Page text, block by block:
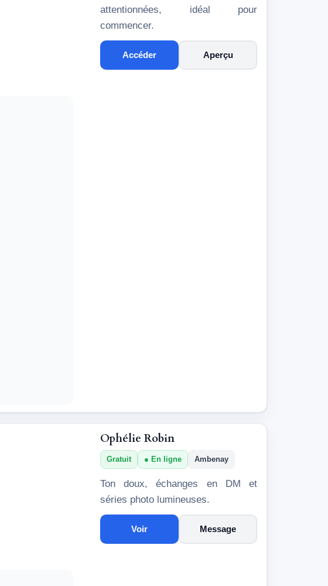
attentionnées, idéal pour
commencer.
Accéder Aperçu
Ophélie Robin
Gratuit En ligne Ambenay
Ton doux, échanges en DM et
séries photo lumineuses.
Voir Message